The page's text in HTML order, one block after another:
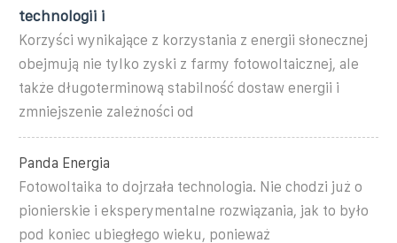
technologii i
Korzyści wynikające z korzystania z energii słonecznej
obejmują nie tylko zyski z farmy fotowoltaicznej, ale
także długoterminową stabilność dostaw energii i
zmniejszenie zależności od
Panda Energia
Fotowoltaika to dojrzała technologia. Nie chodzi już o
pionierskie i eksperymentalne rozwiązania, jak to było
pod koniec ubiegłego wieku, ponieważ